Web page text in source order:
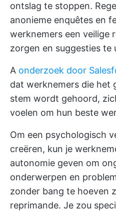
ontslag te stoppen.
anonieme enquêtes en
werknemers een veilige
zorgen en suggesties te
A onderzoek door
dat werknemers die het
stem wordt gehoord,
voelen om hun beste
Om een psychologisch
creëren, kun je
autonomie geven om
onderwerpen en
zonder bang te hoeven
reprimande. Je zou